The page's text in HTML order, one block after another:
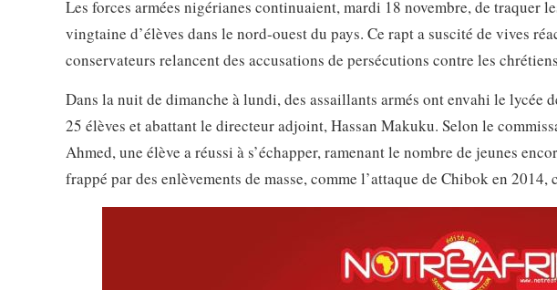
Les forces armées nigérianes continuaient, mardi 18 novembre, de traquer
vingtaine d’élèves dans le nord-ouest du pays. Ce rapt a suscité de vives
conservateurs relancent des accusations de persécutions contre les
Dans la nuit de dimanche à lundi, des assaillants armés ont envahi le lycée
25 élèves et abattant le directeur adjoint, Hassan Makuku. Selon le
Ahmed, une élève a réussi à s’échapper, ramenant le nombre de jeunes
frappé par des enlèvements de masse, comme l’attaque de Chibok en